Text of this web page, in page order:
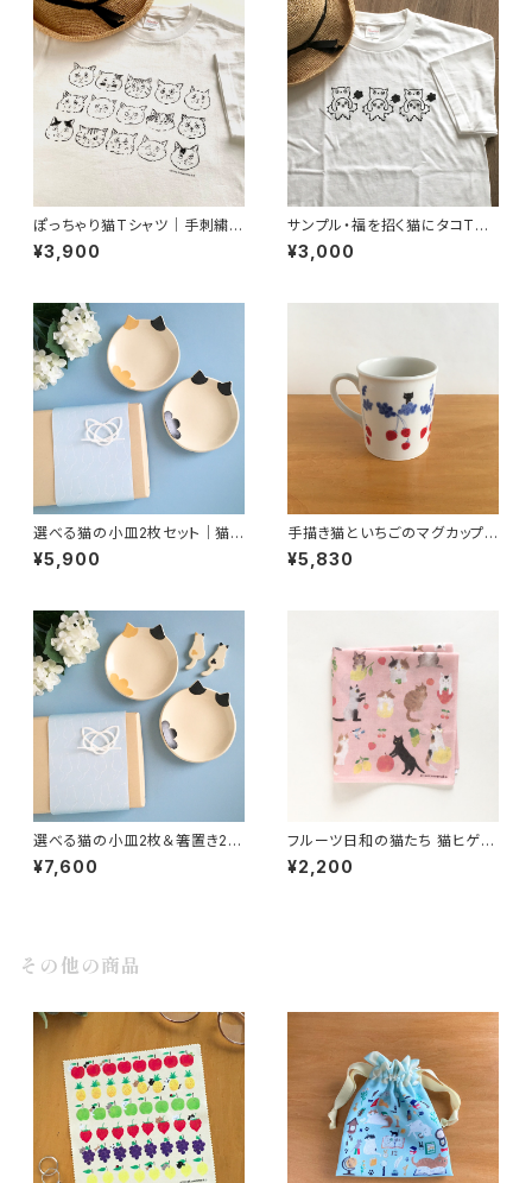
ぽっちゃり猫Tシャツ｜手刺繍の
猫ヒゲ・猫好きさんへのプレゼン
トにも
¥3,900
サンプル・福を招く猫にタコTシ
ャツ｜猫好き・ユーモア・ギフト
にも
¥3,000
選べる猫の小皿2枚セット｜猫
好きさんへ贈る 手づくり陶器
¥5,900
手描き猫といちごのマグカップ
春のうつわ・猫モチーフ 黒猫ハ
チワレ猫
¥5,830
選べる猫の小皿2枚＆箸置き2個
セット 猫好きさんへのギフトに
手づくり陶器
¥7,600
フルーツ日和の猫たち 猫ヒゲ手
刺しゅう入りハンカチ プチギフト
や誕生日祝いに
¥2,200
その他の商品